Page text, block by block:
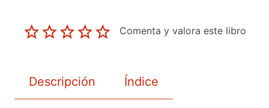
Comenta y valora este libro
Descripción Índice